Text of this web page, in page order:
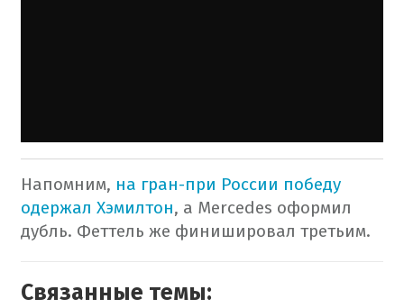
Напомним, на гран-при России победу
одержал Хэмилтон, а Mercedes оформил
дубль. Феттель же финишировал третьим.
Связанные темы: